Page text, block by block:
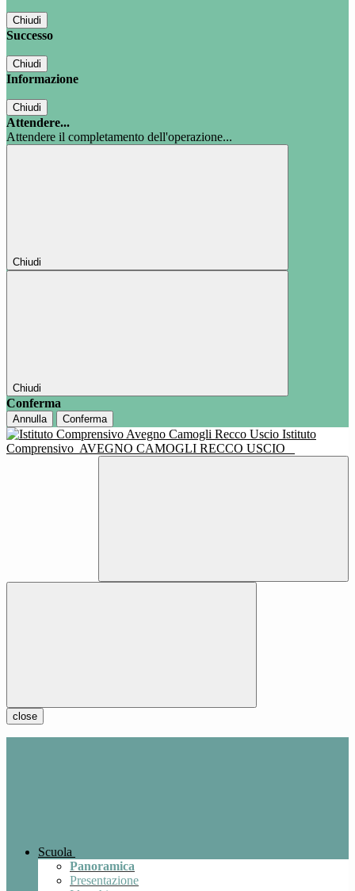
Chiudi
Successo
Chiudi
Informazione
Chiudi
Attendere...
Attendere il completamento dell'operazione...
Chiudi
Chiudi
Conferma
Annulla Conferma
Istituto
Comprensivo AVEGNO CAMOGLI RECCO USCIO
close
Scuola
Panoramica
Presentazione